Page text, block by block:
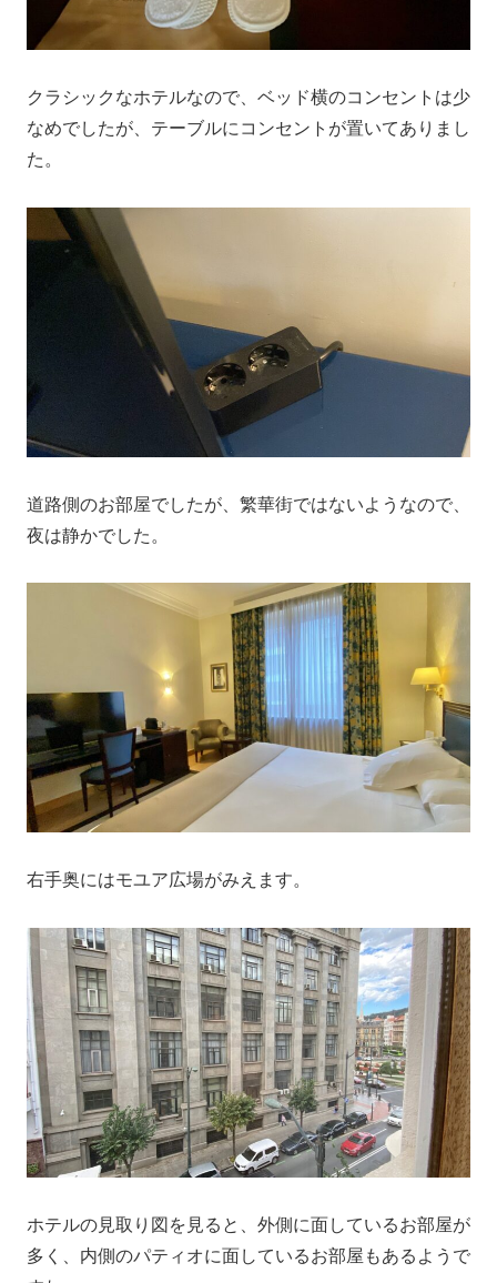
クラシックなホテルなので、ベッド横のコンセントは少
なめでしたが、テーブルにコンセントが置いてありまし
た。
道路側のお部屋でしたが、繁華街ではないようなので、
夜は静かでした。
右手奥にはモユア広場がみえます。
ホテルの見取り図を見ると、外側に面しているお部屋が
多く、内側のパティオに面しているお部屋もあるようで